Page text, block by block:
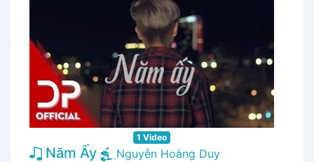
1 Video
Năm Ấy
Nguyễn Hoàng Duy